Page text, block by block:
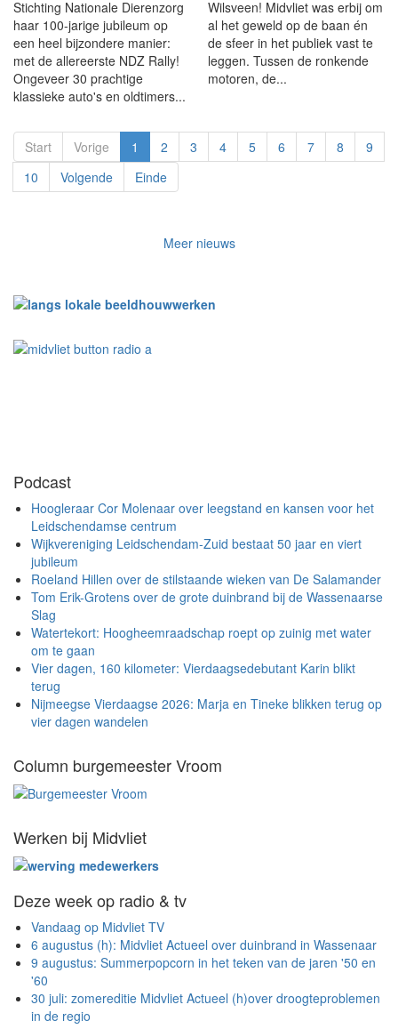
Stichting Nationale Dierenzorg
haar 100-jarige jubileum op
een heel bijzondere manier:
met de allereerste NDZ Rally!
Ongeveer 30 prachtige
klassieke auto's en oldtimers...
Wilsveen! Midvliet was erbij om
al het geweld op de baan én
de sfeer in het publiek vast te
leggen. Tussen de ronkende
motoren, de...
Start Vorige 1 2 3 4 5 6 7 8
9
10
Volgende Einde
Meer nieuws
Podcast
Hoogleraar Cor Molenaar over leegstand en kansen voor het
Leidschendamse centrum
Wijkvereniging Leidschendam-Zuid bestaat 50 jaar en viert
jubileum
Roeland Hillen over de stilstaande wieken van De Salamander
Tom Erik-Grotens over de grote duinbrand bij de Wassenaarse
Slag
Watertekort: Hoogheemraadschap roept op zuinig met water
om te gaan
Vier dagen, 160 kilometer: Vierdaagsedebutant Karin blikt
terug
Nijmeegse Vierdaagse 2026: Marja en Tineke blikken terug op
vier dagen wandelen
Column burgemeester Vroom
Werken bij Midvliet
Deze week op radio & tv
Vandaag op Midvliet TV
6 augustus (h): Midvliet Actueel over duinbrand in Wassenaar
9 augustus: Summerpopcorn in het teken van de jaren '50 en
'60
30 juli: zomereditie Midvliet Actueel (h)over droogteproblemen
in de regio